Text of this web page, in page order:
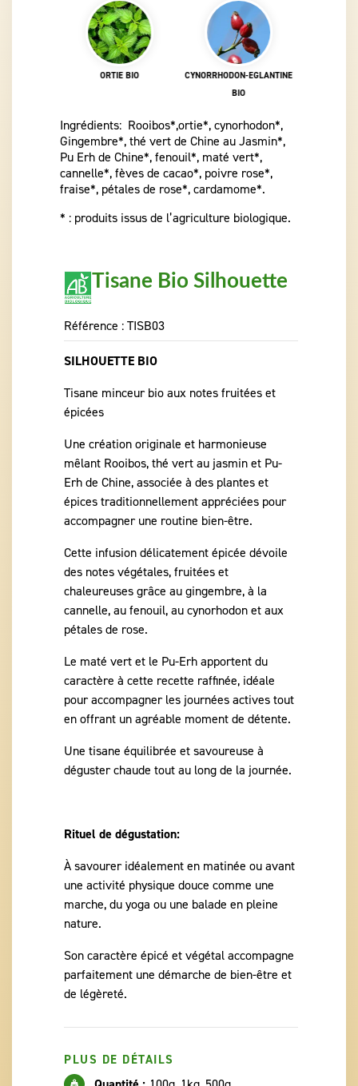
ORTIE BIO
CYNORRHODON-EGLANTINE
BIO
Ingrédients: Rooibos*,ortie*, cynorhodon*,
Gingembre*, thé vert de Chine au Jasmin*,
Pu Erh de Chine*, fenouil*, maté vert*,
cannelle*, fèves de cacao*, poivre rose*,
fraise*, pétales de rose*, cardamome*.
* : produits issus de l’agriculture biologique.
Tisane Bio Silhouette
Référence :TISB03
SILHOUETTE BIO
Tisane minceur bio aux notes fruitées et
épicées
Une création originale et harmonieuse
mêlant Rooibos, thé vert au jasmin et Pu-
Erh de Chine, associée à des plantes et
épices traditionnellement appréciées pour
accompagner une routine bien-être.
Cette infusion délicatement épicée dévoile
des notes végétales, fruitées et
chaleureuses grâce au gingembre, à la
cannelle, au fenouil, au cynorhodon et aux
pétales de rose.
Le maté vert et le Pu-Erh apportent du
caractère à cette recette raffinée, idéale
pour accompagner les journées actives tout
en offrant un agréable moment de détente.
Une tisane équilibrée et savoureuse à
déguster chaude tout au long de la journée.
Rituel de dégustation:
À savourer idéalement en matinée ou avant
une activité physique douce comme une
marche, du yoga ou une balade en pleine
nature.
Son caractère épicé et végétal accompagne
parfaitement une démarche de bien-être et
de légèreté.
PLUS DE DÉTAILS